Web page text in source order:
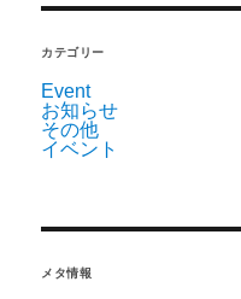
カテゴリー
Event
お知らせ
その他
イベント
メタ情報